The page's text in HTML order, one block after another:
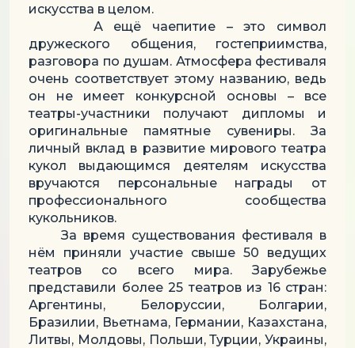
искусства в целом.
А ещё чаепитие – это символ
дружеского общения, гостеприимства,
разговора по душам. Атмосфера фестиваля
очень соответствует этому названию, ведь
он не имеет конкурсной основы – все
театры-участники получают дипломы и
оригинальные памятные сувениры. За
личный вклад в развитие мирового театра
кукол выдающимся деятелям искусства
вручаются персональные награды от
профессионального сообщества
кукольников.
За время существования фестиваля в
нём приняли участие свыше 50 ведущих
театров со всего мира. Зарубежье
представили более 25 театров из 16 стран:
Аргентины, Белоруссии, Болгарии,
Бразилии, Вьетнама, Германии, Казахстана,
Литвы, Молдовы, Польши, Турции, Украины,